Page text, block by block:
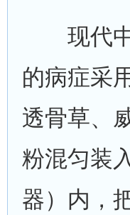
现代中
的病症采
透骨草、
粉混匀装
器）内，